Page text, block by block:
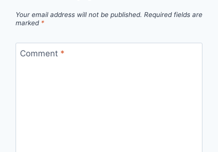
Your email address will not be published. Required fields are
marked *
Comment *